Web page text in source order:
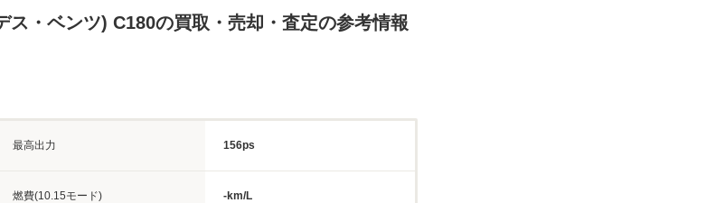
ス・ベンツ) C180の買取・売却・査定の参考情報
最高出力 156ps
燃費(10.15モード) -km/L